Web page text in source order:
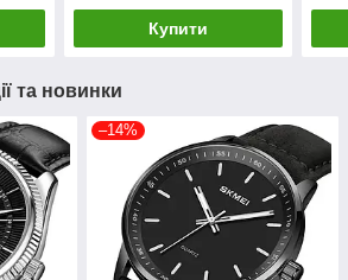
Купити
та новинки
–14%